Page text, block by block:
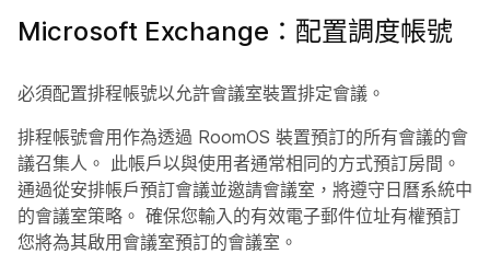
Microsoft Exchange：配置調度帳號
必須配置排程帳號以允許會議室裝置排定會議。
排程帳號會用作為透過 RoomOS 裝置預訂的所有會議的會
議召集人。 此帳戶以與使用者通常相同的方式預訂房間。
通過從安排帳戶預訂會議並邀請會議室，將遵守日曆系統中
的會議室策略。 確保您輸入的有效電子郵件位址有權預訂
您將為其啟用會議室預訂的會議室。